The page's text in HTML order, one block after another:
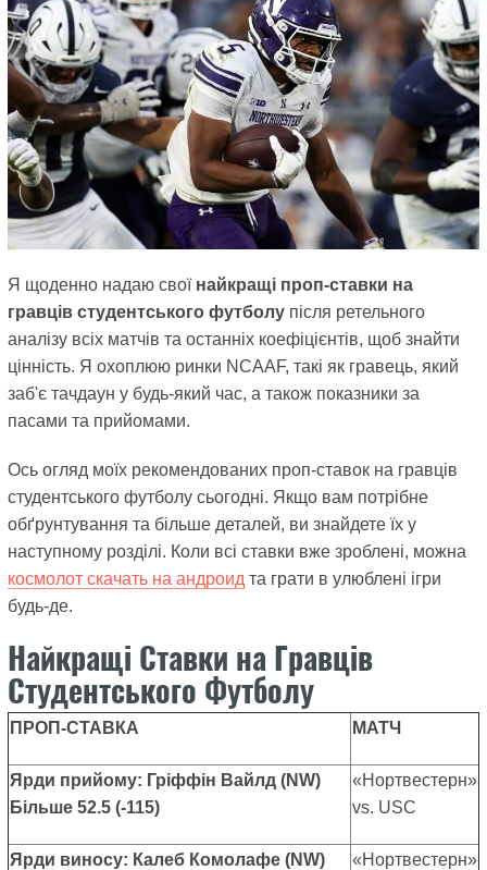
Я щоденно надаю свої найкращі проп-ставки на
гравців студентського футболупісля ретельного
аналізу всіх матчів та останніх коефіцієнтів, щоб знайти
цінність. Я охоплюю ринки NCAAF, такі як гравець, який
заб'є тачдаун у будь-який час, а також показники за
пасами та прийомами.
Ось огляд моїх рекомендованих проп-ставок на гравців
студентського футболу сьогодні. Якщо вам потрібне
обґрунтування та більше деталей, ви знайдете їх у
наступному розділі. Коли всі ставки вже зроблені, можна
космолот скачать на андроид та грати в улюблені ігри
будь-де.
Найкращі Ставки на Гравців
Студентського Футболу
ПРОП-СТАВКА МАТЧ
Ярди прийому: Гріффін Вайлд (NW)
Більше 52.5 (-115)
«Нортвестерн»
vs. USC
Ярди виносу: Калеб Комолафе (NW)
«Нортвестерн»